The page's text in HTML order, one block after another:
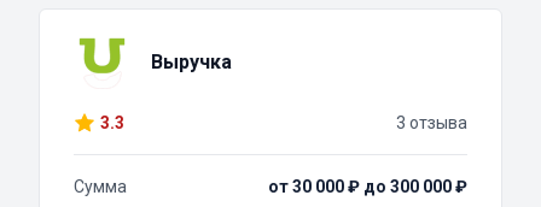
Выручка
3.3 3 отзыва
Сумма
от 30 000 ₽ до 300 000 ₽